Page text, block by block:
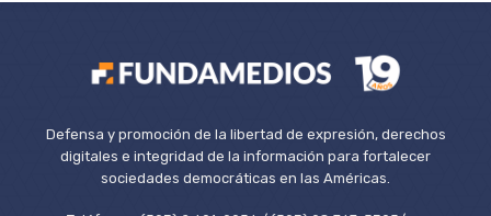
Defensa y promoción de la libertad de expresión, derechos
digitales e integridad de la información para fortalecer
sociedades democráticas en las Américas.